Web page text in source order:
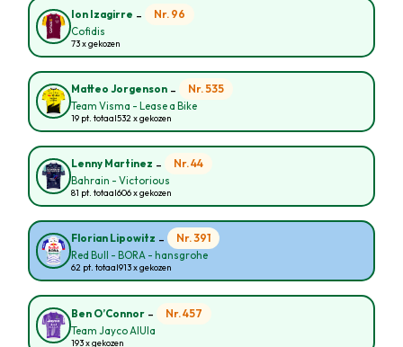
Ion Izagirre - Nr. 96
Cofidis
73 x gekozen
Matteo Jorgenson - Nr. 535
Team Visma - Lease a Bike
19 pt. totaal532 x gekozen
Lenny Martinez - Nr. 44
Bahrain - Victorious
81 pt. totaal606 x gekozen
Florian Lipowitz - Nr. 391
Red Bull - BORA - hansgrohe
62 pt. totaal913 x gekozen
Ben O’Connor - Nr. 457
Team Jayco AlUla
193 x gekozen